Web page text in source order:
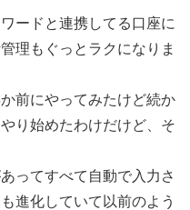
ードと連携してる口座に
理もぐっとラクになりま
前にやってみたけど続か
り始めたわけだけど、そ
ってすべて自動で入力さ
進化していて以前のよう